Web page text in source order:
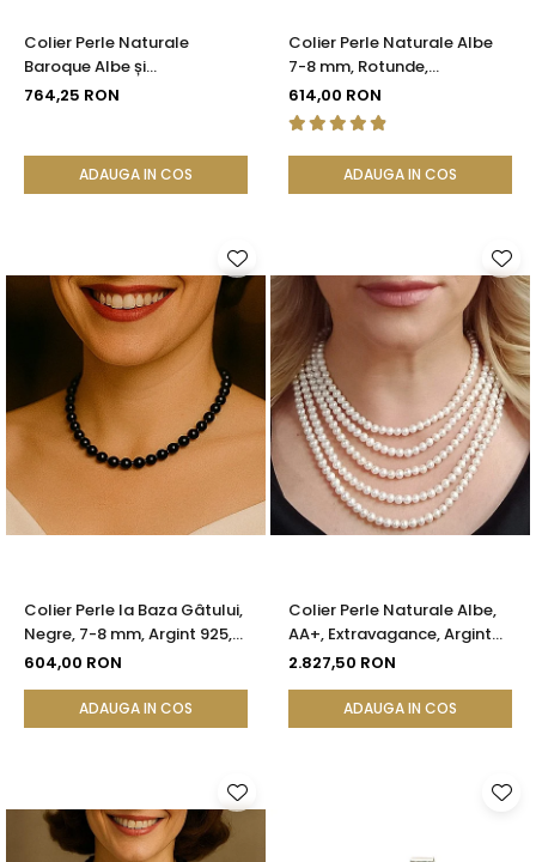
Colier Perle Naturale
Baroque Albe și
Închizătoare Argint 925 |
764,25 RON
ADAUGA IN COS
Colier Perle Naturale Albe
7-8 mm, Rotunde,
Închizătoare Argint 925 |
KASKADDA®
614,00 RON
ADAUGA IN COS
Colier Perle la Baza Gâtului,
Negre, 7-8 mm, Argint 925,
Reglabil | KASKADDA®
604,00 RON
ADAUGA IN COS
Colier Perle Naturale Albe,
AA+, Extravagance, Argint
925 | KASKADDA®
2.827,50 RON
ADAUGA IN COS